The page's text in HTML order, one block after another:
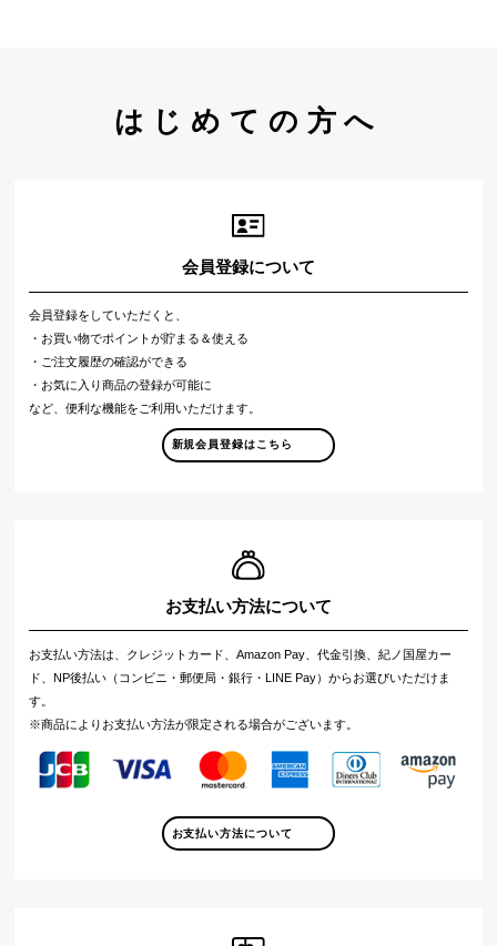
はじめての方へ
会員登録について
会員登録をしていただくと、
・お買い物でポイントが貯まる＆使える
・ご注文履歴の確認ができる
・お気に入り商品の登録が可能に
など、便利な機能をご利用いただけます。
新規会員登録はこちら
お支払い方法について
お支払い方法は、クレジットカード、Amazon Pay、代金引換、紀ノ国屋カー
ド、NP後払い（コンビニ・郵便局・銀行・LINE Pay）からお選びいただけま
す。
※商品によりお支払い方法が限定される場合がございます。
お支払い方法について